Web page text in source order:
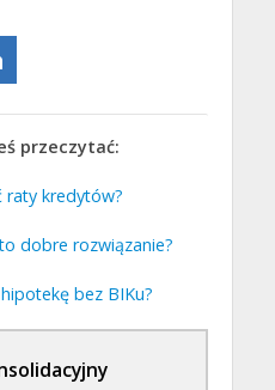
przeczytać:
raty kredytów?
dobre rozwiązanie?
bez BIKu?